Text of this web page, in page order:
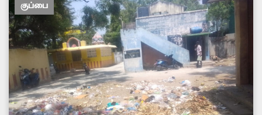
குப்பை